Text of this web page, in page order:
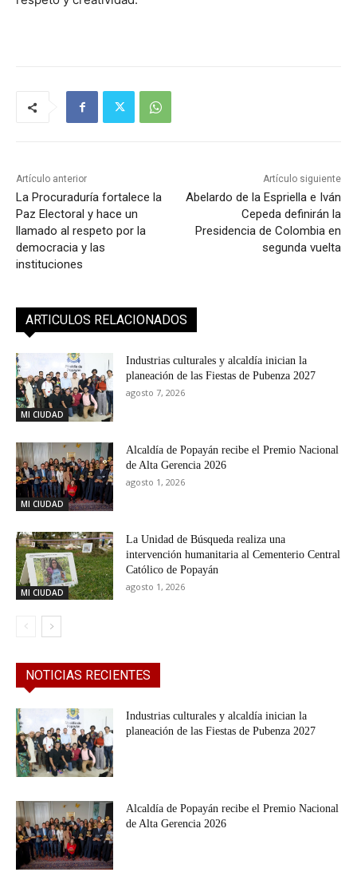
Artículo anterior
La Procuraduría fortalece la
Paz Electoral y hace un
llamado al respeto por la
democracia y las
instituciones
Artículo siguiente
Abelardo de la Espriella e Iván
Cepeda definirán la
Presidencia de Colombia en
segunda vuelta
ARTICULOS RELACIONADOS
MI CIUDAD
Industrias culturales y alcaldía inician la
planeación de las Fiestas de Pubenza 2027
agosto 7, 2026
MI CIUDAD
Alcaldía de Popayán recibe el Premio Nacional
de Alta Gerencia 2026
agosto 1, 2026
MI CIUDAD
La Unidad de Búsqueda realiza una
intervención humanitaria al Cementerio Central
Católico de Popayán
agosto 1, 2026
NOTICIAS RECIENTES
Industrias culturales y alcaldía inician la
planeación de las Fiestas de Pubenza 2027
Alcaldía de Popayán recibe el Premio Nacional
de Alta Gerencia 2026